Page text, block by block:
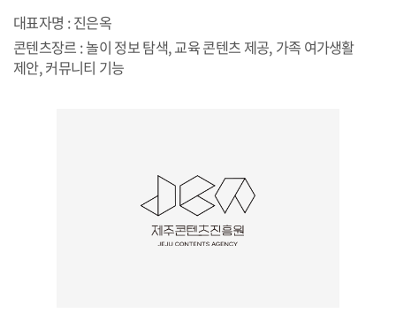
대표자명 : 진은옥
콘텐츠장르 : 놀이 정보 탐색, 교육 콘텐츠 제공, 가족 여가생활
제안, 커뮤니티 기능